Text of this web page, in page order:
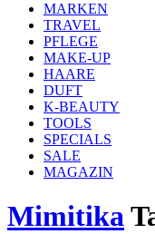
MARKEN
TRAVEL
PFLEGE
MAKE-UP
HAARE
DUFT
K-BEAUTY
TOOLS
SPECIALS
SALE
MAGAZIN
Mimitika